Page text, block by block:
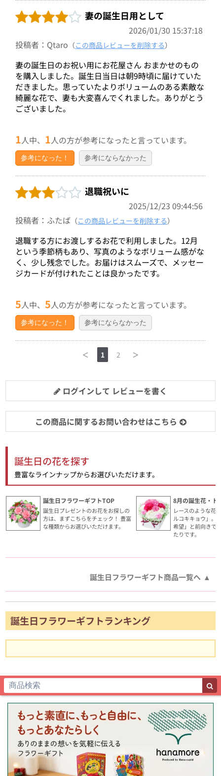
妻の誕生日用として
2026/01/30 15:37:18
投稿者：Qtaro （この商品レビューを削除する）
妻の誕生日のお祝い用にお花屋さん おまかせのもの
を購入しました。誕生日当日は朝9時頃に届けていた
だきました。思っていたよりボリュームのある素敵な
綺麗な花で、妻も大変喜んでくれました。ありがとう
ございました。
1人中、 1人の方が参考になったと言っています。
参考になった！ 参考にならなかった
退職祝いに
2025/12/23 09:44:56
投稿者：ふたば （この商品レビューを削除する）
退職する方にお渡しするお花で利用しました。12月
という季節柄もあり、写真のようなボリューム感がな
く、少し残念でした。お届けはスムーズで、メッセー
ジカードが付けれたことは良かったです。
5人中、5人の方が参考になったと言っています。
参考になった！ 参考にならなかった
＜ 1 2 ＞
ログインして レビューを書く
この商品に関するお問い合わせはこちら
誕生日の花を探す
豊富なラインナップからお選びいただけます。
誕生日フラワーギフトTOP
誕生日プレゼントのお花をお探しの
方は、まずこちらをチェック！ 豊富
な種類からお選びいただけます。
8月の誕生花・ト
レースのような花
ルコキキョウ」。
希望」と前向きで
たりです。
誕生日フラワーギフト商品一覧へ
誕生日フラワーギフトランキング